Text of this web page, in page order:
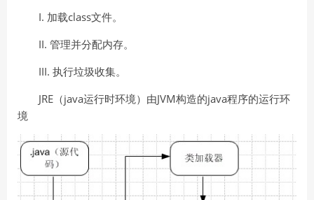
I. 加载class文件。
II. 管理并分配内存。
III. 执行垃圾收集。
JRE（java运行时环境）由JVM构造的java程序的运行环
境